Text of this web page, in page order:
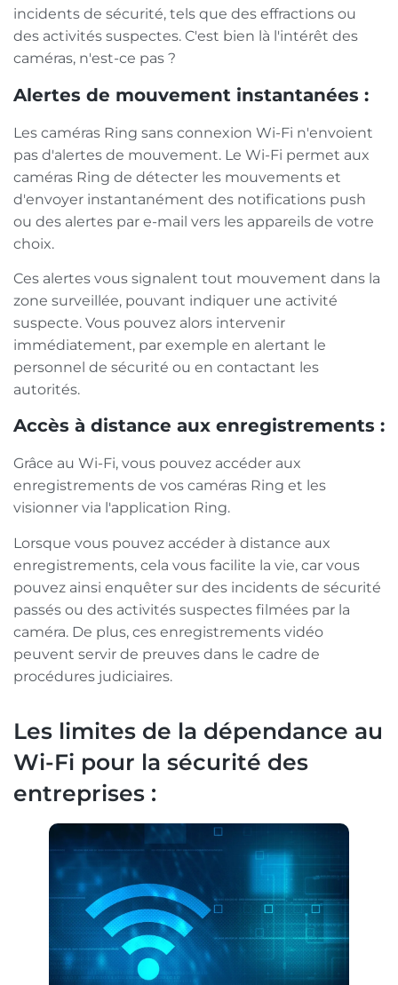
incidents de sécurité, tels que des effractions ou
des activités suspectes. C'est bien là l'intérêt des
caméras, n'est-ce pas ?
Alertes de mouvement instantanées :
Les caméras Ring sans connexion Wi-Fi n'envoient
pas d'alertes de mouvement. Le Wi-Fi permet aux
caméras Ring de détecter les mouvements et
d'envoyer instantanément des notifications push
ou des alertes par e-mail vers les appareils de votre
choix.
Ces alertes vous signalent tout mouvement dans la
zone surveillée, pouvant indiquer une activité
suspecte. Vous pouvez alors intervenir
immédiatement, par exemple en alertant le
personnel de sécurité ou en contactant les
autorités.
Accès à distance aux enregistrements :
Grâce au Wi-Fi, vous pouvez accéder aux
enregistrements de vos caméras Ring et les
visionner via l'application Ring.
Lorsque vous pouvez accéder à distance aux
enregistrements, cela vous facilite la vie, car vous
pouvez ainsi enquêter sur des incidents de sécurité
passés ou des activités suspectes filmées par la
caméra. De plus, ces enregistrements vidéo
peuvent servir de preuves dans le cadre de
procédures judiciaires.
Les limites de la dépendance au
Wi-Fi pour la sécurité des
entreprises :